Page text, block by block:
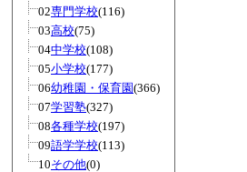
02専門学校(116)
03高校(75)
04中学校(108)
05小学校(177)
06幼稚園・保育園(366)
07学習塾(327)
08各種学校(197)
09語学学校(113)
10その他(0)